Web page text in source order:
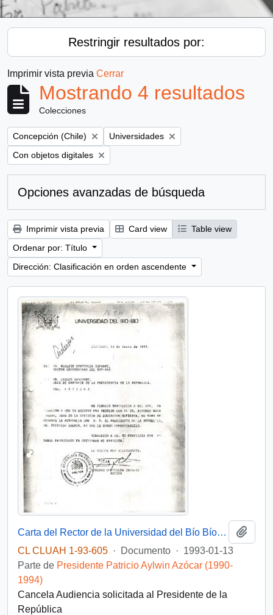
Restringir resultados por:
Imprimir vista previa Cerrar
Mostrando 4 resultados
Colecciones
Remove filter:
Concepción (Chile) Remove filter:
Universidades
Remove filter:
Con objetos digitales
Opciones avanzadas de búsqueda
Imprimir vista previa Card view
Table view
Ordenar por: Título
Dirección: Clasificación en orden ascendente
Carta del Rector de la Universidad del Bío Bío, sr. Roberto Goycoolea Infante, dirigida al Jefe de Gabinete de la Presidencia de la República, sr. Carlos Bascuñán
CL CLUAH 1-93-605 · Documento · 1993-01-13
Parte de Presidente Patricio Aylwin Azócar (1990-
1994)
Cancela Audiencia solicitada al Presidente de la
República